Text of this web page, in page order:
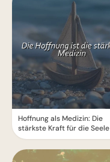
Hoffnung als Medizin: Die
stärkste Kraft für die Seele